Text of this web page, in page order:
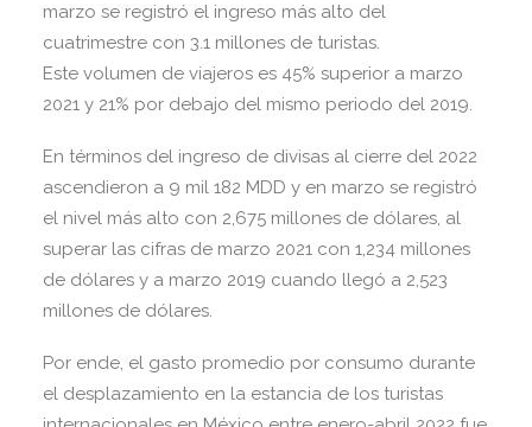
marzo se registró el ingreso más alto del
cuatrimestre con 3.1 millones de turistas.
Este volumen de viajeros es 45% superior a marzo
2021 y 21% por debajo del mismo periodo del 2019.
En términos del ingreso de divisas al cierre del 2022
ascendieron a 9 mil 182 MDD y en marzo se registró
el nivel más alto con 2,675 millones de dólares, al
superar las cifras de marzo 2021 con 1,234 millones
de dólares y a marzo 2019 cuando llegó a 2,523
millones de dólares.
Por ende, el gasto promedio por consumo durante
el desplazamiento en la estancia de los turistas